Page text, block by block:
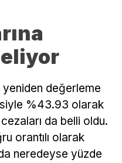
yeniden değerleme
%43.93 olarak
da belli oldu.
orantılı olarak
neredeyse yüzde